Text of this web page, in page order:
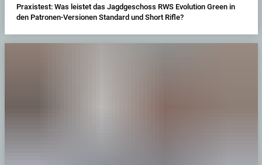
Praxistest: Was leistet das Jagdgeschoss RWS Evolution Green in
den Patronen-Versionen Standard und Short Rifle?